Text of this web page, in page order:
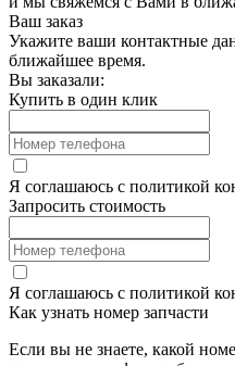
Ваш заказ
Укажите ваши контактные
ближайшее время.
Вы заказали:
Купить в один клик
Я соглашаюсь с политикой
Запросить стоимость
Я соглашаюсь с политикой
Как узнать номер запчасти
Если вы не знаете, какой